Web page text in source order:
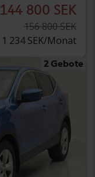
144 800 SEK
156 800 SEK
1 234 SEK/Monat
2 Gebote